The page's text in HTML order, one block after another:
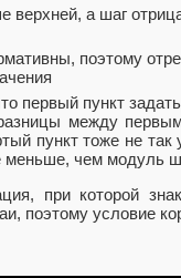
верхней, а шаг
поэтому
пункт
между
пункт тоже не
меньше, чем модуль
при которой
поэтому условие